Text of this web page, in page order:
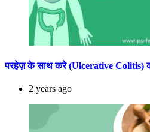
परहेज़ के साथ करे (Ulcerative Colitis)
2 years ago